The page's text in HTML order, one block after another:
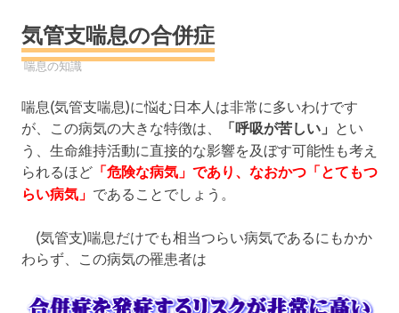
気管支喘息の合併症
2019年7月28日
YYYPRO
喘息の知識
喘息(気管支喘息)に悩む日本人は非常に多いわけです
が、この病気の大きな特徴は、
「呼吸が苦しい」 とい
う、生命維持活動に直接的な影響を及ぼす可能性も考え
られるほど 「危険な病気」であり、なおかつ「とてもつ
らい病気」 であることでしょう。
(気管支)喘息だけでも相当つらい病気であるにもかか
わらず、この病気の罹患者は